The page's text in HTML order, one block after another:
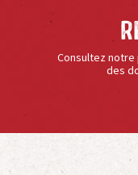
Consultez
des